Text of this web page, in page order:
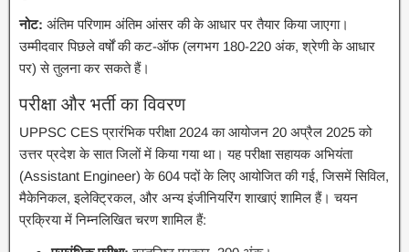
नोट: अंतिम परिणाम अंतिम आंसर की के आधार पर तैयार किया जाएगा।
उम्मीदवार पिछले वर्षों की कट-ऑफ (लगभग 180-220 अंक, श्रेणी के आधार
पर) से तुलना कर सकते हैं।
परीक्षा और भर्ती का विवरण
UPPSC CES प्रारंभिक परीक्षा 2024 का आयोजन 20 अप्रैल 2025 को
उत्तर प्रदेश के सात जिलों में किया गया था। यह परीक्षा सहायक अभियंता
(Assistant Engineer) के 604 पदों के लिए आयोजित की गई, जिसमें सिविल,
मैकेनिकल, इलेक्ट्रिकल, और अन्य इंजीनियरिंग शाखाएं शामिल हैं। चयन
प्रक्रिया में निम्नलिखित चरण शामिल हैं: